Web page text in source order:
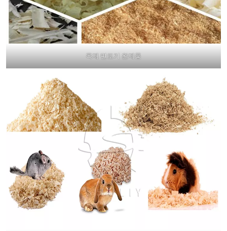
목재 면도기 완제품